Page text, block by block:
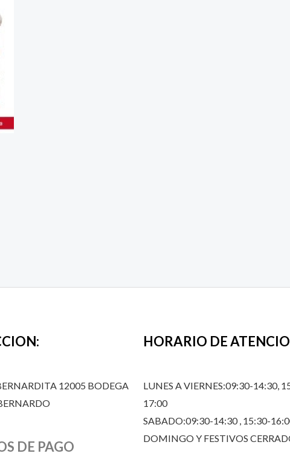
12005 BODEGA
DE PAGO
HORARIO DE
LUNES A VIERNES:09:30-14:30,
17:00
SABADO:09:30-14:30 , 15:30-
DOMINGO Y FESTIVOS